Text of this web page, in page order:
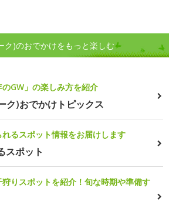
ク)のおでかけをもっと楽しむ
GW」の楽しみ方を紹介
ク)おでかけトピックス
るスポット情報をお届けします
スポット
りスポットを紹介！旬な時期や準備す